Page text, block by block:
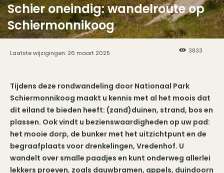
Schier oneindig: wandelroute op
Schiermonnikoog
Laatste wijzigingen: 26 maart 2025 3833
Tijdens deze rondwandeling door Nationaal Park
Schiermonnikoog maakt u kennis met al het moois dat
dit eiland te bieden heeft: (zand)duinen, strand, bos en
plassen. Ook vindt u bezienswaardigheden op uw pad:
het mooie dorp, de bunker met het uitzichtpunt en de
begraafplaats voor drenkelingen, Vredenhof. U
wandelt over smalle paadjes en kunt onderweg allerlei
lekkers proeven, zoals dauwbramen, appels, duindoorn